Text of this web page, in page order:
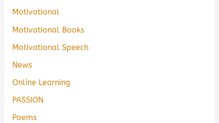
Motivational
Motivational Books
Motivational Speech
News
Online Learning
PASSION
Poems